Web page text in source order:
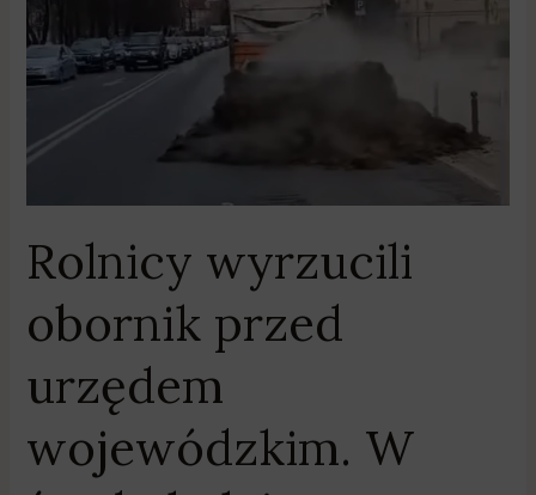
Rolnicy wyrzucili
obornik przed
urzędem
wojewódzkim. W
wojewódzkim.
W
środę
protesty